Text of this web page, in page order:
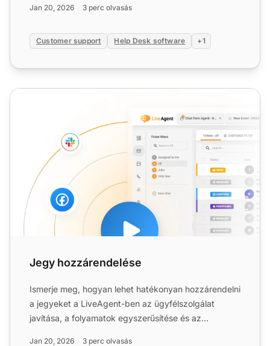
Jan 20, 2026 3 perc olvasás
Customer support Help Desk software +1
Jegy hozzárendelése
Jegy hozzárendelése
Ismerje meg, hogyan lehet hatékonyan hozzárendelni
a jegyeket a LiveAgent-ben az ügyfélszolgálat
javítása, a folyamatok egyszerűsítése és az
Jan 20, 2026 3 perc olvasás